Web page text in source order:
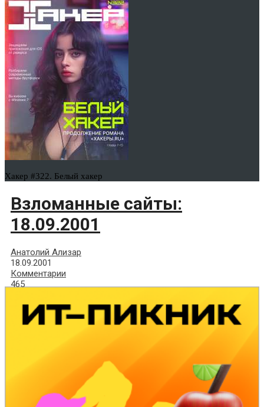
Хакер #322. Белый хакер
Взломанные сайты:
18.09.2001
Анатолий Ализар
18.09.2001
Комментарии
465